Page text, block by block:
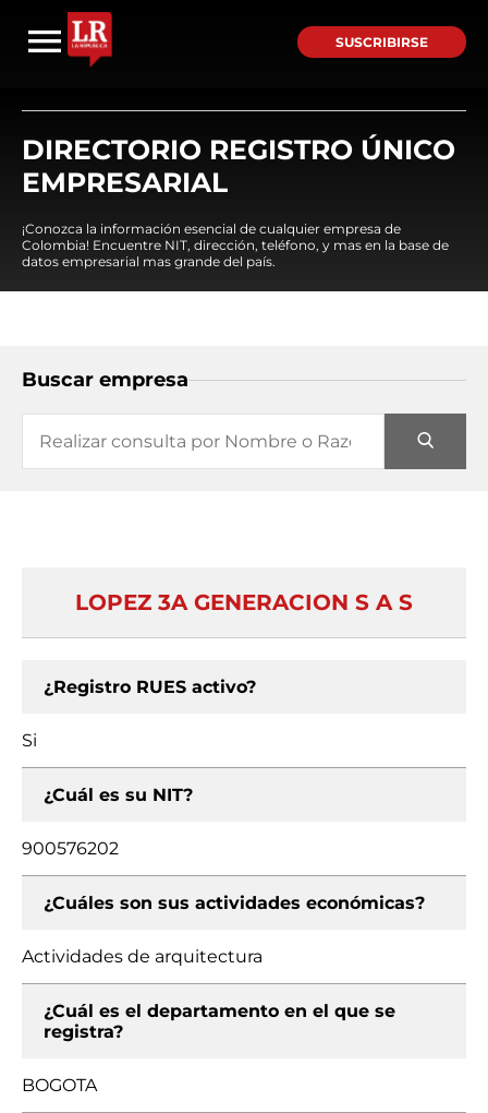
SUSCRIBIRSE
DIRECTORIO REGISTRO ÚNICO
EMPRESARIAL
¡Conozca la información esencial de cualquier empresa de
Colombia! Encuentre NIT, dirección, teléfono, y mas en la base de
datos empresarial mas grande del país.
Buscar empresa
LOPEZ 3A GENERACION S A S
¿Registro RUES activo?
Si
¿Cuál es su NIT?
900576202
¿Cuáles son sus actividades económicas?
Actividades de arquitectura
¿Cuál es el departamento en el que se
registra?
BOGOTA